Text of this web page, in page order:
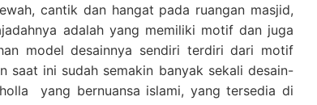
cantik dan hangat pada ruangan masjid,
adalah yang memiliki motif dan juga
model desainnya sendiri terdiri dari motif
saat ini sudah semakin banyak sekali desain-
yang bernuansa islami, yang tersedia di